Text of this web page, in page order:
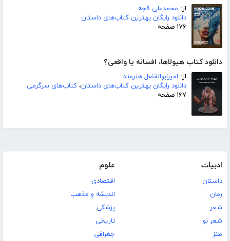
از: محمدعلی قجه
دانلود رایگان بهترین کتاب‌های داستان
۱۷۶ صفحه
دانلود کتاب هیولاها، افسانه یا واقعی؟
از: امیرابوالفضل هنرمند
دانلود رایگان بهترین کتاب‌های داستان، کتاب‌های سرگرمی
۱۶۷ صفحه
ادبیات
داستان
رمان
شعر
شعر نو
طنز
علوم
اقتصادی
اندیشه و مذهب
پزشکی
تاریخی
جغرافی